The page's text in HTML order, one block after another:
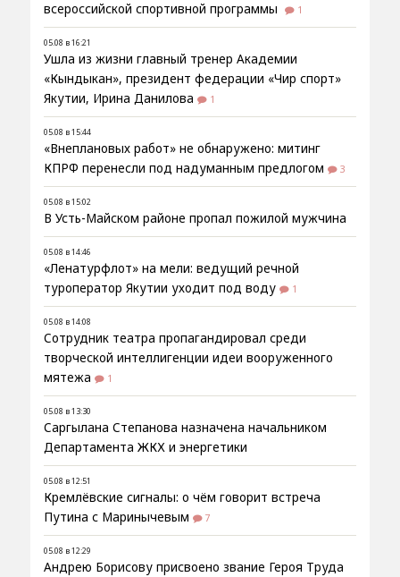
всероссийской спортивной программы
1
05.08 в 16:21
Ушла из жизни главный тренер Академии
«Кындыкан», президент федерации «Чир спорт»
Якутии, Ирина Данилова
1
05.08 в 15:44
«Внеплановых работ» не обнаружено: митинг
КПРФ перенесли под надуманным предлогом
3
05.08 в 15:02
В Усть-Майском районе пропал пожилой мужчина
05.08 в 14:46
«Ленатурфлот» на мели: ведущий речной
туроператор Якутии уходит под воду
1
05.08 в 14:08
Сотрудник театра пропагандировал среди
творческой интеллигенции идеи вооруженного
мятежа
1
05.08 в 13:30
Саргылана Степанова назначена начальником
Департамента ЖКХ и энергетики
05.08 в 12:51
Кремлёвские сигналы: о чём говорит встреча
Путина с Маринычевым
7
05.08 в 12:29
Андрею Борисову присвоено звание Героя Труда